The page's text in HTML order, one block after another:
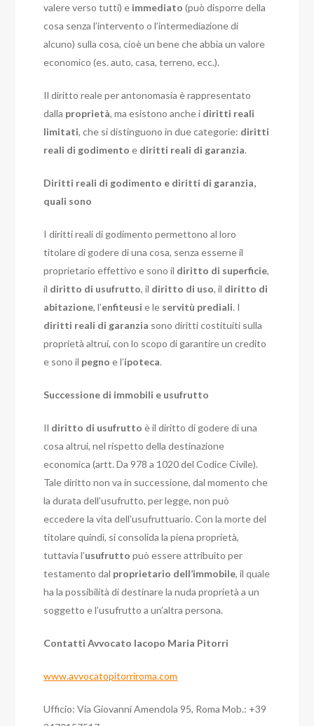
valere verso tutti) e immediato (può disporre della
cosa senza l’intervento o l’intermediazione di
alcuno) sulla cosa, cioè un bene che abbia un valore
economico (es. auto, casa, terreno, ecc.).
Il diritto reale per antonomasia è rappresentato
dalla proprietà, ma esistono anche i diritti reali
limitati, che si distinguono in due categorie: diritti
reali di godimento e diritti reali di garanzia.
Diritti reali di godimento e diritti di garanzia,
quali sono
I diritti reali di godimento permettono al loro
titolare di godere di una cosa, senza esserne il
proprietario effettivo e sono il diritto di superficie,
il diritto di usufrutto, il diritto di uso, il diritto di
abitazione, l’enfiteusie le servitù prediali. I
diritti reali di garanzia sono diritti costituiti sulla
proprietà altrui, con lo scopo di garantire un credito
e sono il pegno e l’ipoteca.
Successione di immobili e usufrutto
Il diritto di usufrutto è il diritto di godere di una
cosa altrui, nel rispetto della destinazione
economica (artt. Da 978 a 1020 del Codice Civile).
Tale diritto non va in successione, dal momento che
la durata dell’usufrutto, per legge, non può
eccedere la vita dell’usufruttuario. Con la morte del
titolare quindi, si consolida la piena proprietà,
tuttavia l’usufrutto può essere attribuito per
testamento dal proprietario dell’immobile, il quale
ha la possibilità di destinare la nuda proprietà a un
soggetto e l’usufrutto a un’altra persona.
Contatti Avvocato Iacopo Maria Pitorri
www.avvocatopitorriroma.com
Ufficio: Via Giovanni Amendola 95, Roma Mob.: +39